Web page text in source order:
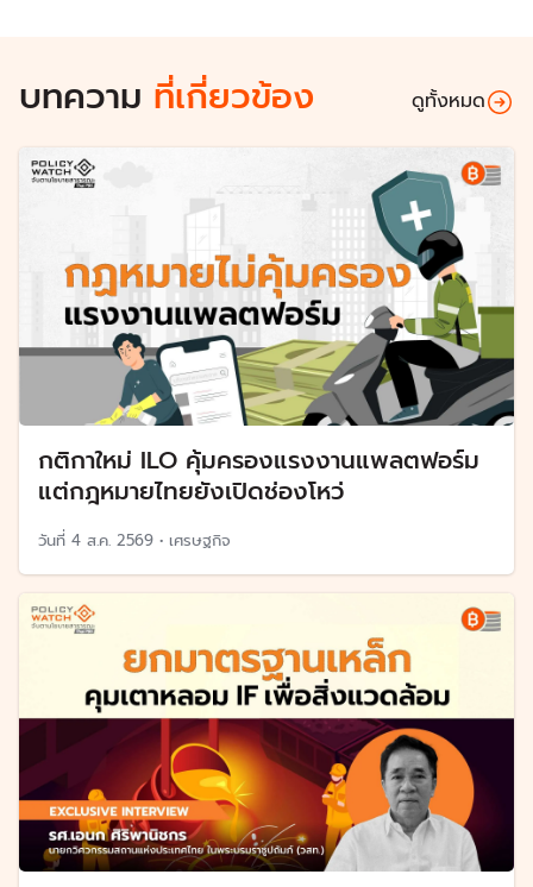
บทความ ที่เกี่ยวข้อง ดูทั้งหมด
กติกาใหม่ ILO คุ้มครองแรงงานแพลตฟอร์ม
แต่กฎหมายไทยยังเปิดช่องโหว่
วันที่ 4 ส.ค. 2569 • เศรษฐกิจ